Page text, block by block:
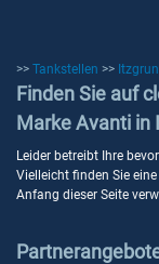
>> Tankstellen >>
Finden Sie auf
Marke Avanti in
Leider betreibt Ihre
Vielleicht finden Sie
Anfang dieser Seite